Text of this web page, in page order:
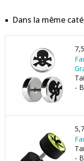
Dans la même
-
-